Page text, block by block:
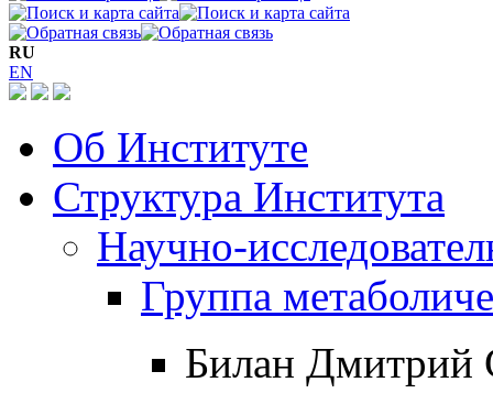
RU
EN
Об Институте
Структура Института
Научно-
Группа
Билан Дмитрий